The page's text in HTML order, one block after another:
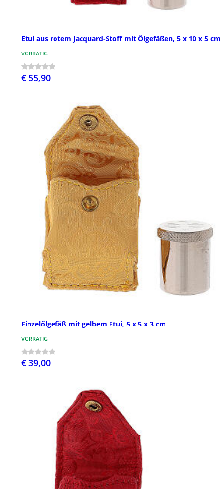
Etui aus rotem Jacquard-Stoff mit Őlgefäßen, 5 x 10 x 5 cm
VORRÄTIG
€ 55,90
Einzelőlgefäß mit gelbem Etui, 5 x 5 x 3 cm
VORRÄTIG
€ 39,00